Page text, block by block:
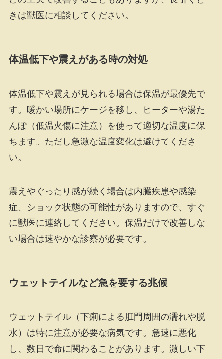
きは獣医に相談してください。
体温低下や震えがある時の対処
体温低下や震えが見られる場合は保温が最優先で
す。暖かい場所にケージを移し、ヒーターや湯た
んぽ（低温火傷に注意）を使って適切な温度に保
ちます。ただし急激な温度変化は避けてくださ
い。
震えやぐったり感が続く場合は内臓疾患や感染
症、ショック状態の可能性がありますので、すぐ
に獣医に連絡してください。保温だけで改善しな
い場合は速やかな診察が必要です。
ウェットテイルなど急を要する兆候
ウェットテイル（下痢による肛門周囲の濡れや脱
水）は特に注意が必要な病気です。急速に悪化
し、数日で命に関わることがあります。激しい下